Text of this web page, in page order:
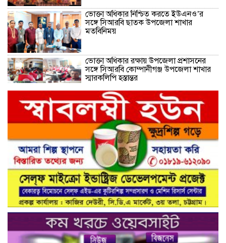
ভোক্তা অধিকার নিশ্চিত করতে ইউএনও’র
সঙ্গে সিআরবি ছাতক উপজেলা শাখার
মতবিনিময়
ভোক্তা অধিকার রক্ষায় উপজেলা প্রশাসনের
সঙ্গে সিআরবি কোম্পানীগঞ্জ উপজেলা শাখার
স্মারকলিপি হস্তান্তর
নরসিংদীর শিবপুরের নিরাপদ সড়ক চাই
কমিটির আলোচনা সভা ও আইডি কার্ড
বিতরণ।
নিরাপদ সড়ক গড়তে কাঁধে কাঁধ মিলিয়ে কাজ
করার প্রত্যয়: নিসচা পলাশ উপজেলা শাখার
আইডি কার্ড বিতরণ ও পরিচিতি সভা সম্পন্ন**
নাগরিক সেবা প্রদানে মাধবদী পৌরসভার
যুগান্তকারী সাফল্য স্বস্তিতে পৌরবাসী